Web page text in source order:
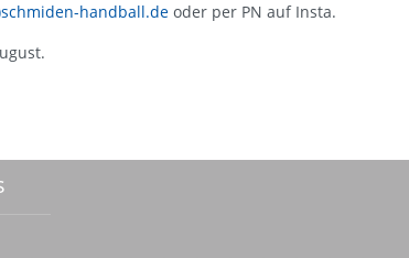
handball.de oder per PN auf Insta.